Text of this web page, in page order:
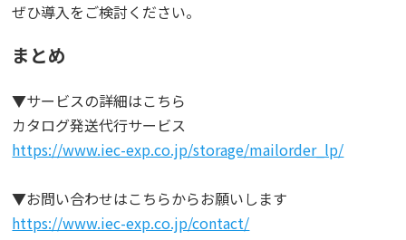
ぜひ導入をご検討ください。
まとめ
▼サービスの詳細はこちら
カタログ発送代行サービス
https://www.iec-exp.co.jp/storage/mailorder_lp/
▼お問い合わせはこちらからお願いします
https://www.iec-exp.co.jp/contact/